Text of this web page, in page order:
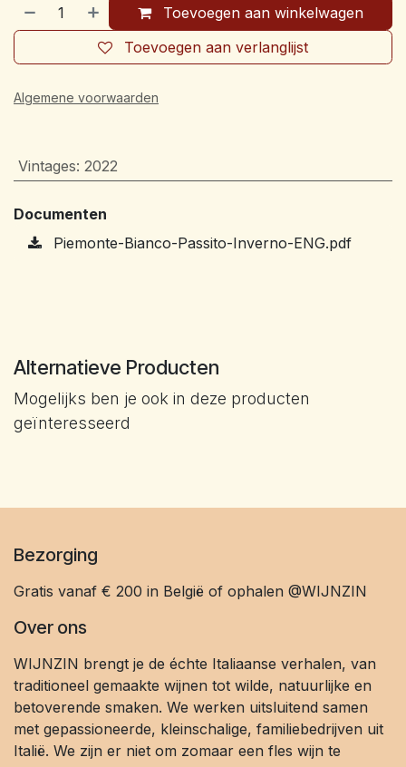
Toevoegen aan winkelwagen
Toevoegen aan verlanglijst
Algemene voorwaarden
Vintages: 2022
Documenten
Piemonte-Bianco-Passito-Inverno-ENG.pdf
Alternatieve Producten
Mogelijks ben je ook in deze producten
geïnteresseerd
Bezorging
Gratis vanaf € 200 in België of ophalen @WIJNZIN
Over ons
WIJNZIN brengt je de échte Italiaanse verhalen, van
traditioneel gemaakte wijnen tot wilde, natuurlijke en
betoverende smaken. We werken uitsluitend samen
met gepassioneerde, kleinschalige, familiebedrijven uit
Italië. We zijn er niet om zomaar een fles wijn te